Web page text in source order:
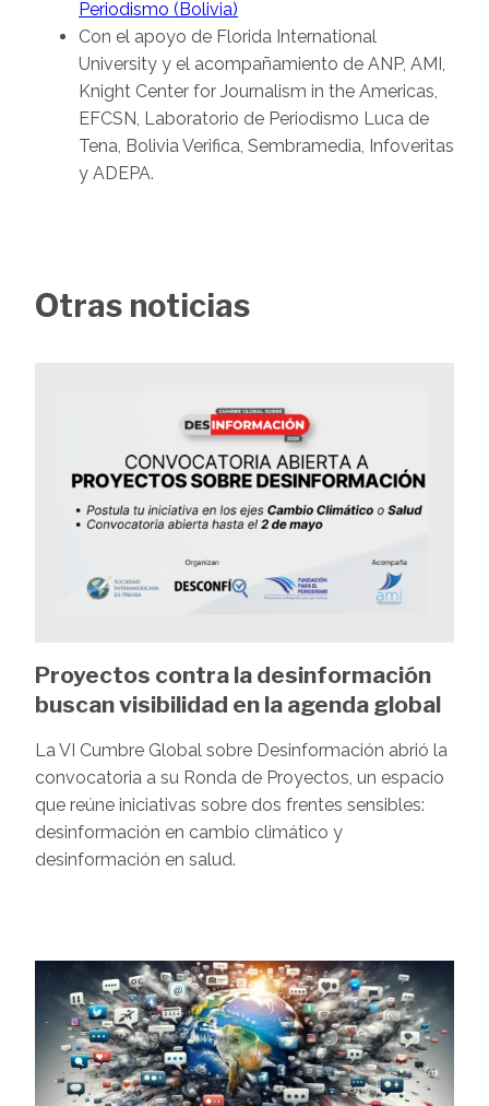
Periodismo (Bolivia)
Con el apoyo de Florida International
University y el acompañamiento de ANP, AMI,
Knight Center for Journalism in the Americas,
EFCSN, Laboratorio de Periodismo Luca de
Tena, Bolivia Verifica, Sembramedia, Infoveritas
y ADEPA.
Otras noticias
Proyectos contra la desinformación
buscan visibilidad en la agenda global
La VI Cumbre Global sobre Desinformación abrió la
convocatoria a su Ronda de Proyectos, un espacio
que reúne iniciativas sobre dos frentes sensibles:
desinformación en cambio climático y
desinformación en salud.
Image